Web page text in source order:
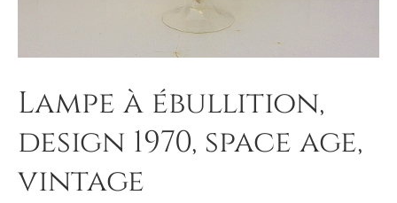
Lampe à ébullition,
design 1970, space age,
vintage